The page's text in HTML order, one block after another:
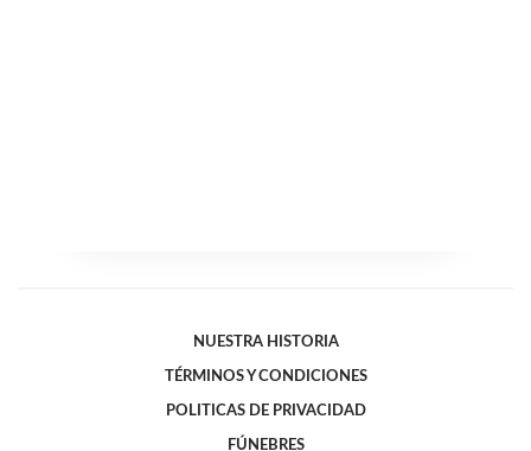
NUESTRA HISTORIA
TÉRMINOS Y CONDICIONES
POLITICAS DE PRIVACIDAD
FÚNEBRES